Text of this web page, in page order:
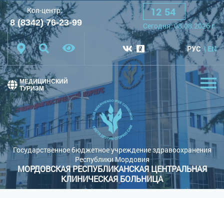
Шрифт: A A A
Цветовая схема: Черная схема
Обычный сайт
Кол-центр:
8 (8342) 76-23-99
12 54
Cегодня:08.08.2026г.
РУС EN
Государственное бюджетное учреждение здравоохранения
Республики Мордовия
МОРДОВСКАЯ РЕСПУБЛИКАНСКАЯ ЦЕНТРАЛЬНАЯ
КЛИНИЧЕСКАЯ БОЛЬНИЦА
МЕДИЦИНСКИЙ
ТУРИЗМ